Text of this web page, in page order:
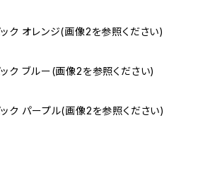
ク オレンジ(画像2を参照ください)
ク ブルー(画像2を参照ください)
ク パープル(画像2を参照ください)